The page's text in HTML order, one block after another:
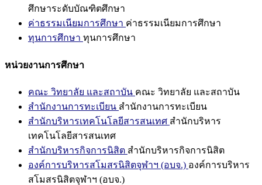
ศึกษาระดับบัณฑิตศึกษา
ค่าธรรมเนียมการศึกษา ค่าธรรมเนียมการศึกษา
ทุนการศึกษา ทุนการศึกษา
หน่วยงานการศึกษา
คณะ วิทยาลัย และสถาบัน คณะ วิทยาลัย และสถาบัน
สำนักงานการทะเบียน สำนักงานการทะเบียน
สำนักบริหารเทคโนโลยีสารสนเทศ สำนักบริหาร
เทคโนโลยีสารสนเทศ
สำนักบริหารกิจการนิสิต สำนักบริหารกิจการนิสิต
องค์การบริหารสโมสรนิสิตจุฬาฯ (อบจ.) องค์การบริหาร
สโมสรนิสิตจุฬาฯ (อบจ.)